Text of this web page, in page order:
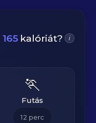
165 kalóriát? i
🏃
Futás
12 perc